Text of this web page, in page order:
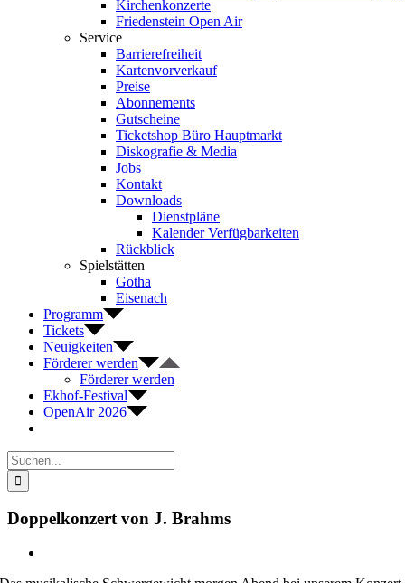
Kirchenkonzerte
Friedenstein Open Air
Service
Barrierefreiheit
Kartenvorverkauf
Preise
Abonnements
Gutscheine
Ticketshop Büro Hauptmarkt
Diskografie & Media
Jobs
Kontakt
Downloads
Dienstpläne
Kalender Verfügbarkeiten
Rückblick
Spielstätten
Gotha
Eisenach
Programm
Tickets
Neuigkeiten
Förderer werden
Förderer werden
Ekhof-Festival
OpenAir 2026
Suche
nach:
Doppelkonzert von J. Brahms